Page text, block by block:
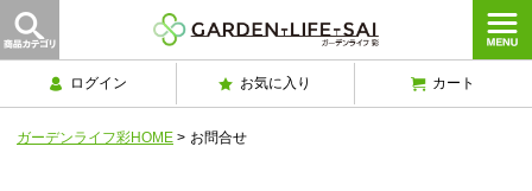
ログイン お気に入り カート
ガーデンライフ彩HOME > お問合せ